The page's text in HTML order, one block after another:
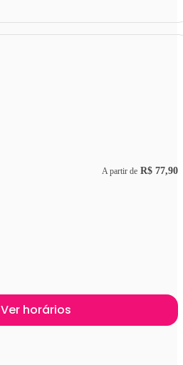
A partir de R$ 77,90
Ver horários